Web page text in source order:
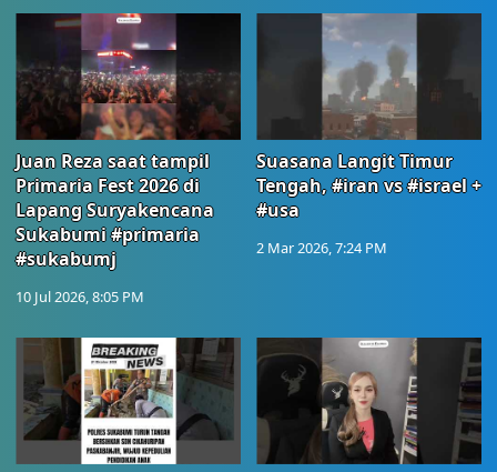
Juan Reza saat tampil
Primaria Fest 2026 di
Lapang Suryakencana
Sukabumi #primaria
#sukabumj
10 Jul 2026, 8:05 PM
Suasana Langit Timur
Tengah, #iran vs #israel +
#usa
2 Mar 2026, 7:24 PM